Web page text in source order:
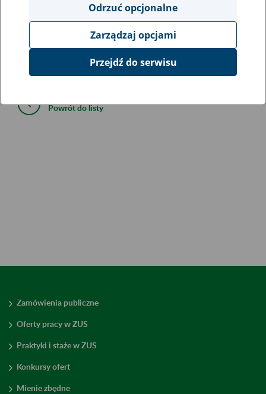
w dostępie do portalu Platforma Usług Elektronicznych i
poszczególnych jego funkcji w tym do wystawiania e-ZLA.
Serdecznie przepraszamy za utrudnienia.
Powrót do listy
Zamówienia publiczne
Oferty pracy w ZUS
Praktyki i staże w ZUS
Konkursy ofert
Mienie zbędne
Odrzuć opcjonalne
Zarządzaj opcjami
Przejdź do serwisu